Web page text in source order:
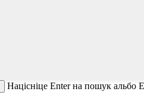
Націсніце Enter на пошук альбо